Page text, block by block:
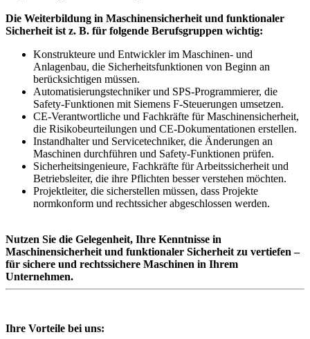
Die Weiterbildung in Maschinensicherheit und funktionaler
Sicherheit ist z. B. für folgende Berufsgruppen wichtig:
Konstrukteure und Entwickler im Maschinen- und
Anlagenbau, die Sicherheitsfunktionen von Beginn an
berücksichtigen müssen.
Automatisierungstechniker und SPS-Programmierer, die
Safety-Funktionen mit Siemens F-Steuerungen umsetzen.
CE-Verantwortliche und Fachkräfte für Maschinensicherheit,
die Risikobeurteilungen und CE-Dokumentationen erstellen.
Instandhalter und Servicetechniker, die Änderungen an
Maschinen durchführen und Safety-Funktionen prüfen.
Sicherheitsingenieure, Fachkräfte für Arbeitssicherheit und
Betriebsleiter, die ihre Pflichten besser verstehen möchten.
Projektleiter, die sicherstellen müssen, dass Projekte
normkonform und rechtssicher abgeschlossen werden.
Nutzen Sie die Gelegenheit, Ihre Kenntnisse in
Maschinensicherheit und funktionaler Sicherheit zu vertiefen –
für sichere und rechtssichere Maschinen in Ihrem
Unternehmen.
Ihre Vorteile bei uns: